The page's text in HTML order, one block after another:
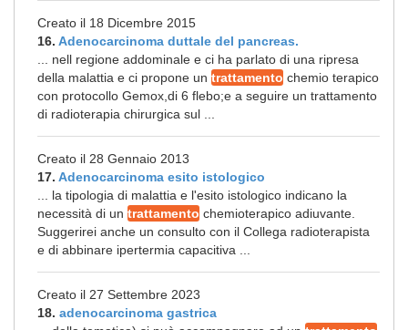
Creato il 18 Dicembre 2015
16. Adenocarcinoma duttale del pancreas.
... nell regione addominale e ci ha parlato di una ripresa
della malattia e ci propone un trattamento chemio terapico
con protocollo Gemox,di 6 flebo;e a seguire un trattamento
di radioterapia chirurgica sul ...
Creato il 28 Gennaio 2013
17. Adenocarcinoma esito istologico
... la tipologia di malattia e l'esito istologico indicano la
necessità di un trattamento chemioterapico adiuvante.
Suggerirei anche un consulto con il Collega radioterapista
e di abbinare ipertermia capacitiva ...
Creato il 27 Settembre 2023
18. adenocarcinoma gastrica